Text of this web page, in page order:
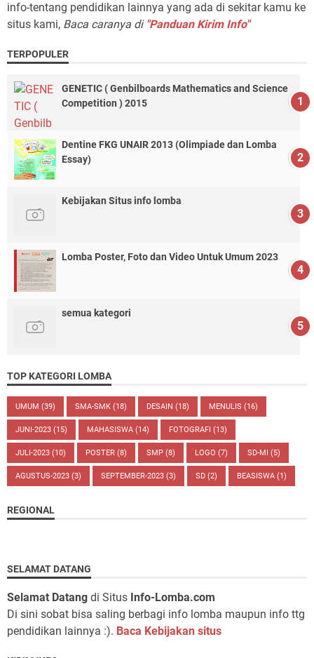
info-tentang pendidikan lainnya yang ada di sekitar kamu ke
situs kami, Baca caranya di "Panduan Kirim Info"
TERPOPULER
GENETIC ( Genbilboards Mathematics and Science
Competition ) 2015
Dentine FKG UNAIR 2013 (Olimpiade dan Lomba
Essay)
Kebijakan Situs info lomba
Lomba Poster, Foto dan Video Untuk Umum 2023
semua kategori
TOP KATEGORI LOMBA
UMUM (39) SMA-SMK (18) DESAIN (18) MENULIS (16)
JUNI-2023 (15) MAHASISWA (14) FOTOGRAFI (13)
JULI-2023 (10) POSTER (8) SMP (8) LOGO (7) SD-MI (5)
AGUSTUS-2023 (3) SEPTEMBER-2023 (3) SD (2) BEASISWA (1)
REGIONAL
SELAMAT DATANG
Selamat Datang di Situs Info-Lomba.com
Di sini sobat bisa saling berbagi info lomba maupun info ttg
pendidikan lainnya :). Baca Kebijakan situs